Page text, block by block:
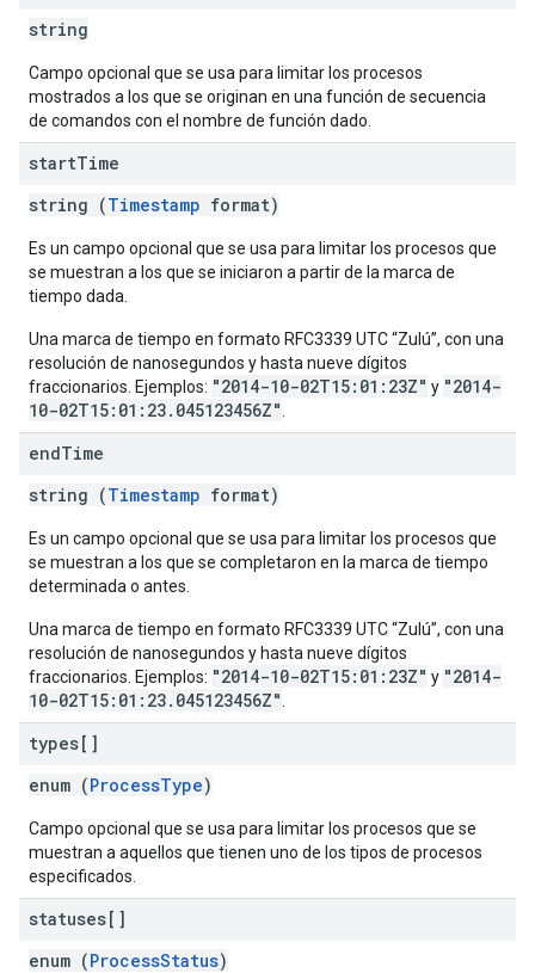
string
Campo opcional que se usa para limitar los procesos
mostrados a los que se originan en una función de secuencia
de comandos con el nombre de función dado.
startTime
string (Timestamp format)
Es un campo opcional que se usa para limitar los procesos que
se muestran a los que se iniciaron a partir de la marca de
tiempo dada.
Una marca de tiempo en formato RFC3339 UTC “Zulú”, con una
resolución de nanosegundos y hasta nueve dígitos
fraccionarios. Ejemplos: "2014-10-02T15:01:23Z" y "2014-
10-02T15:01:23.045123456Z"
endTime
string (Timestamp format)
Es un campo opcional que se usa para limitar los procesos que
se muestran a los que se completaron en la marca de tiempo
determinada o antes.
Una marca de tiempo en formato RFC3339 UTC “Zulú”, con una
resolución de nanosegundos y hasta nueve dígitos
fraccionarios. Ejemplos: "2014-10-02T15:01:23Z" y "2014-
10-02T15:01:23.045123456Z"
types[]
enum (ProcessType)
Campo opcional que se usa para limitar los procesos que se
muestran a aquellos que tienen uno de los tipos de procesos
especificados.
statuses[]
enum (ProcessStatus)